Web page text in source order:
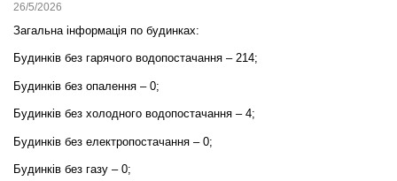
26/5/2026
Загальна інформація по будинках:
Будинків без гарячого водопостачання – 214;
Будинків без опалення – 0;
Будинків без холодного водопостачання – 4;
Будинків без електропостачання – 0;
Будинків без газу – 0;